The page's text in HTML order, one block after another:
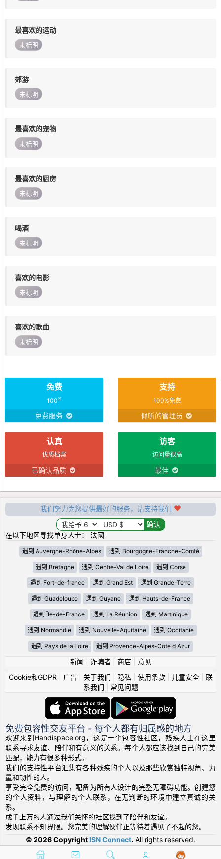
最喜欢的运动
未标明
郊游
未标明
最喜欢的宠物
未标明
最喜欢的厨房
未标明
喝酒
未标明
喜欢的电影
未标明
喜欢的歌曲
未标明
免费
100%
免费服务
支持
100%免费
倾听的管理员
认真
优质档案
已确认品质
访客
访问量很高
最佳
我们努力为您提供最好的服务，请支持我们
在以下地区寻找单身人士： 法國
遇到 Auvergne-Rhône-Alpes 遇到 Bourgogne-Franche-Comté
遇到 Bretagne 遇到 Centre-Val de Loire 遇到 Corse
遇到 Fort-de-france 遇到 Grand Est 遇到 Grande-Terre
遇到 Guadeloupe 遇到 Guyane 遇到 Hauts-de-France
遇到 Île-de-France 遇到 La Réunion 遇到 Martinique
遇到 Normandie 遇到 Nouvelle-Aquitaine 遇到 Occitanie
遇到 Pays de la Loire 遇到 Provence-Alpes-Côte d Azur
新闻 诈骗者| 商店| 意见
Cookie和GDPR
广告| 关于我们 隐私 使用条款| 儿童安全| 联
系我们
常见问题
免费包容性交友平台 - 每个人都有归属感的地方
欢迎来到Handispace.org，这是一个包容性社区，残疾人士在这里
联系寻求友谊、陪伴和有意义的关系。每个人都应该找到自己的完美
匹配，能力有很多种形式。
我们的支持性平台汇集有各种残疾的个人以及那些欣赏独特视角、力
量和韧性的人。
享受完全免费的访问，配备为所有人设计的完整无障碍功能。创建您
的个人资料，与理解的个人联系，在无判断的环境中建立真诚的关
系。
成千上万的人通过我们关怀的社区找到了陪伴和友谊。
发现联系不知界限。您完美的理解伙伴正等待着遇见了不起的您。
© 2026 Copyright ISN Connect. All rights reserved.